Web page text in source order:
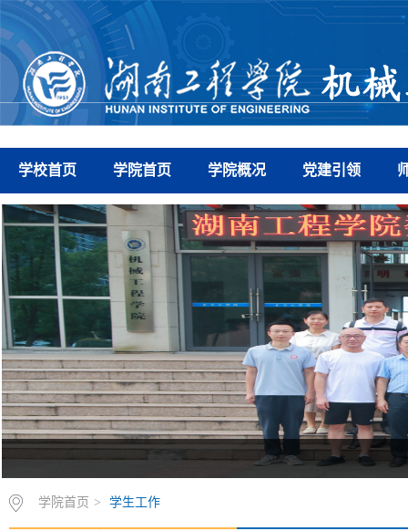
学校首页 学院首页 学院概况 党建引领
学院首页 > 学生工作